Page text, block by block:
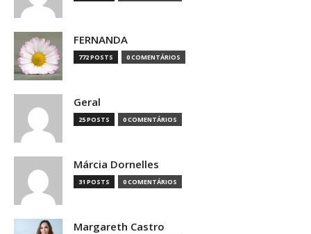
FERNANDA
772 POSTS 0 COMENTÁRIOS
Geral
25 POSTS 0 COMENTÁRIOS
Márcia Dornelles
31 POSTS 0 COMENTÁRIOS
Margareth Castro